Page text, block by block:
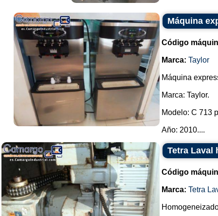
Máquina
Código
Marca: Taylor
Máquina
Marca: Taylor.
Modelo: C 713
Año: 2010....
Tetra Laval
Código
Marca: Tetra